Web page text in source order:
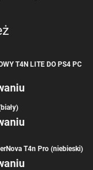
T4N LITE DO PS4 PC
T4n Pro (niebieski)